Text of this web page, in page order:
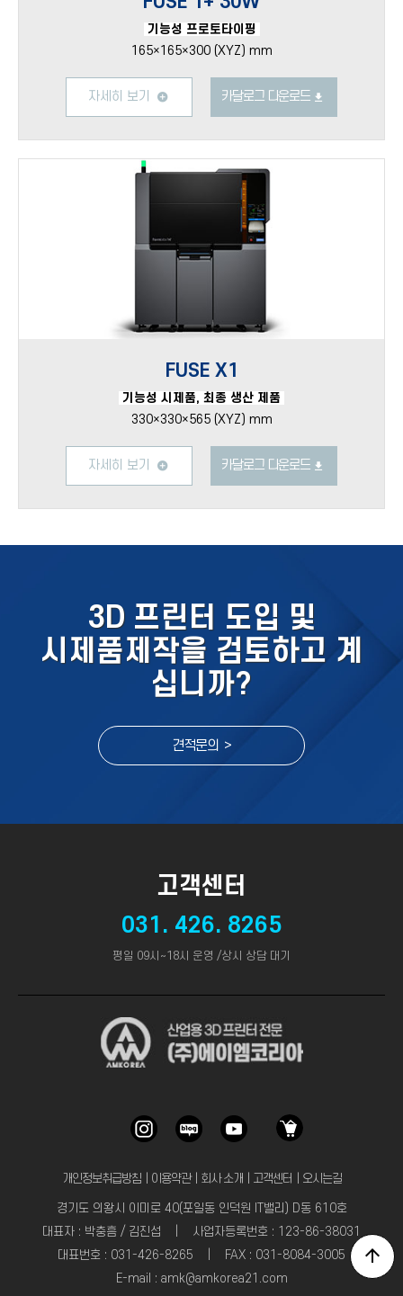
기능성 프로토타이핑
165×165×300 (XYZ) mm
자세히 보기 카달로그 다운로드
FUSE X1
기능성 시제품, 최종 생산 제품
330×330×565 (XYZ) mm
자세히 보기 카달로그 다운로드
3D 프린터 도입 및
시제품제작을 검토하고 계
십니까?
견적문의 >
고객센터
031. 426. 8265
평일 09시~18시 운영 /상시 상담 대기
개인정보취급방침｜ 이용약관｜ 회사 소개 고객센터 오시는길
경기도 의왕시 이미로 40(포일동 인덕원 IT밸리) D동 610호
대표자 : 박충흠 / 김진섭 | 사업자등록번호 : 123-86-38031
대표번호 : 031-426-8265 | FAX : 031-8084-3005
E-mail : amk@amkorea21.com